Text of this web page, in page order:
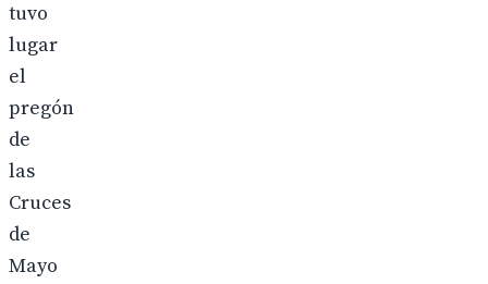
tuvo
lugar
el
pregón
de
las
Cruces
de
Mayo